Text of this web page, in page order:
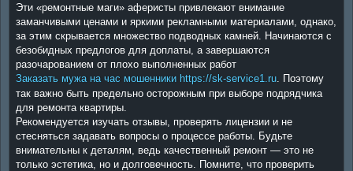
Эти «ремонтные маги» аферисты привлекают внимание
заманчивыми ценами и яркими рекламными материалами, однако,
за этим скрывается множество подводных камней. Начинаются с
безобидных предлогов для доплаты, а завершаются
разочарованием от плохо выполненных работ
Заказать мужа на час мошенники https://sk-service1.ru . Поэтому
так важно быть предельно осторожным при выборе подрядчика
для ремонта квартиры.
Рекомендуется изучать отзывы, проверять лицензии и не
стесняться задавать вопросы о процессе работы. Будьте
внимательны к деталям, ведь качественный ремонт — это не
только эстетика, но и долговечность. Помните, что проверить